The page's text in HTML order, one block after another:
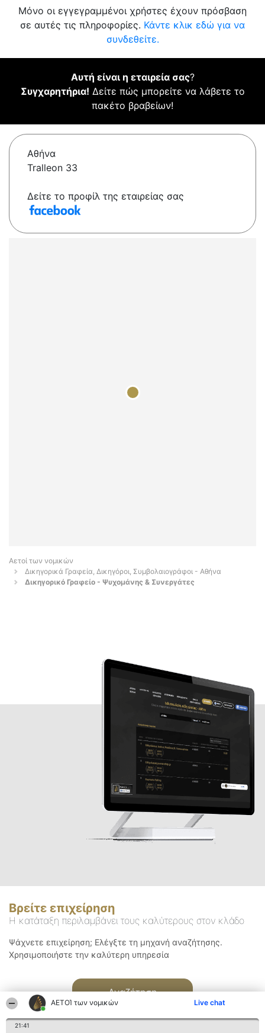
ΑΕΤΟΊ των νομικών Live chat
21:41
Μόνο οι εγγεγραμμένοι χρήστες έχουν πρόσβαση
σε αυτές τις πληροφορίες. Κάντε κλικ εδώ για να
συνδεθείτε.
Αυτή είναι η εταιρεία σας?
Συγχαρητήρια! Δείτε πώς μπορείτε να λάβετε το
πακέτο βραβείων!
Αθήνα
Tralleon 33
Δείτε το προφίλ της εταιρείας σας
Αετοί των νομικών
Δικηγορικά Γραφεία, Δικηγόροι, Συμβολαιογράφοι - Αθήνα
Δικηγορικό Γραφείο - Ψυχομάνης & Συνεργάτες
Βρείτε επιχείρηση
Η κατάταξη περιλαμβάνει τους καλύτερους στον κλάδο
Ψάχνετε επιχείρηση; Ελέγξτε τη μηχανή αναζήτησης.
Χρησιμοποιήστε την καλύτερη υπηρεσία
Αναζήτηση